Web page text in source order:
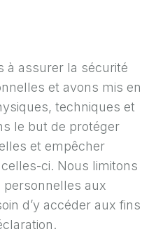
à assurer la sécurité
et avons mis en
techniques et
le but de protéger
et empêcher
ci. Nous limitons
personnelles aux
d’y accéder aux fins